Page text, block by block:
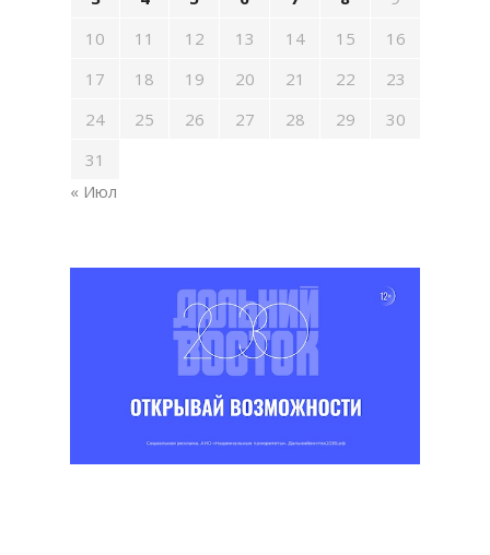
10
11 12 13 14 15
16
17
18 19 20 21 22
23
24
25 26 27 28 29
30
31
« Июл